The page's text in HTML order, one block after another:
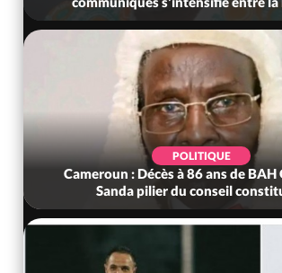
POLITIQUE
Cameroun : Décès à 86 ans de BAH Oumarou
Sanda pilier du conseil constituti...